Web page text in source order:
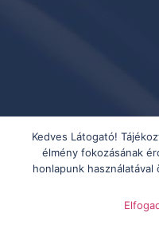
Kedves Látogató!
élmény fokozásának
honlapunk